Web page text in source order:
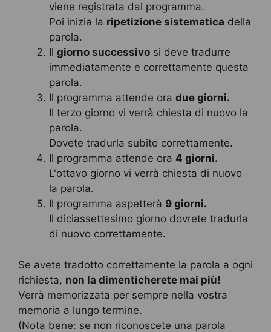
viene registrata dal programma.
Poi inizia la ripetizione sistematica della
parola.
Il giorno successivo si deve tradurre
immediatamente e correttamente questa
parola.
Il programma attende ora due giorni.
Il terzo giorno vi verrà chiesta di nuovo la
parola.
Dovete tradurla subito correttamente.
Il programma attende ora 4 giorni.
L'ottavo giorno vi verrà chiesta di nuovo
la parola.
Il programma aspetterà 9 giorni.
Il diciassettesimo giorno dovrete tradurla
di nuovo correttamente.
Se avete tradotto correttamente la parola a ogni
richiesta, non la dimenticherete mai più!
Verrà memorizzata per sempre nella vostra
memoria a lungo termine.
(Nota bene: se non riconoscete una parola